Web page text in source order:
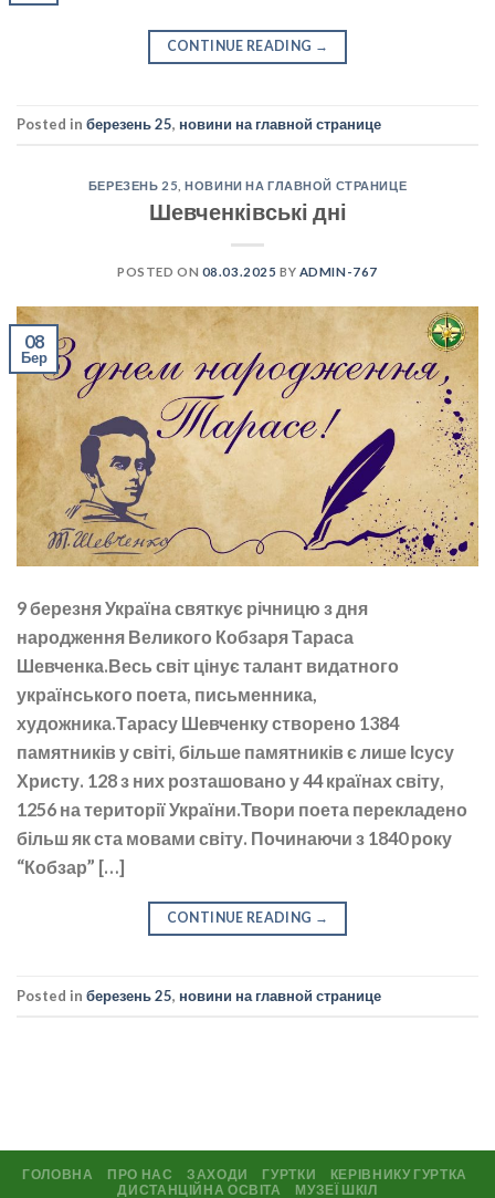
CONTINUE READING →
Posted in березень 25, новини на главной странице
БЕРЕЗЕНЬ 25 ,НОВИНИ НА ГЛАВНОЙ СТРАНИЦЕ
Шевченківські дні
POSTED ON 08.03.2025 BY ADMIN-767
08
Бер
9 березня Україна святкує річницю з дня
народження Великого Кобзаря Тараса
Шевченка.Весь світ цінує талант видатного
українського поета, письменника,
художника.Тарасу Шевченку створено 1384
памятників у світі, більше памятників є лише Ісусу
Христу. 128 з них розташовано у 44 країнах світу,
1256 на території України.Твори поета перекладено
більш як ста мовами світу. Починаючи з 1840 року
“Кобзар” […]
CONTINUE READING →
Posted in березень 25, новини на главной странице
ГОЛОВНА ПРО НАС ЗАХОДИ ГУРТКИ
КЕРІВНИКУ ГУРТКА
ДИСТАНЦІЙНА ОСВІТА
МУЗЕЇ ШКІЛ